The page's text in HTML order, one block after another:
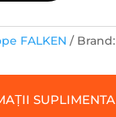
FALKEN Brand: